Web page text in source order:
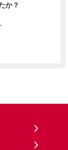
か？